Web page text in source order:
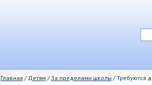
Главная / Детям / За пределами школы /Требуются